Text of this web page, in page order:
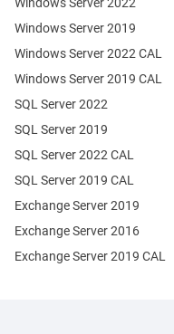
Windows Server 2019
Exchange Server 2019
Exchange Server 2016
SQL Server 2022
SQL Server 2019
Windows Server 2022 CAL
Windows Server 2019 CAL
SQL Server 2022 CAL
SQL Server 2019 CAL
Exchange Server 2019 CAL